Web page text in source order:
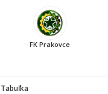
FK Prakovce
Tabuľka